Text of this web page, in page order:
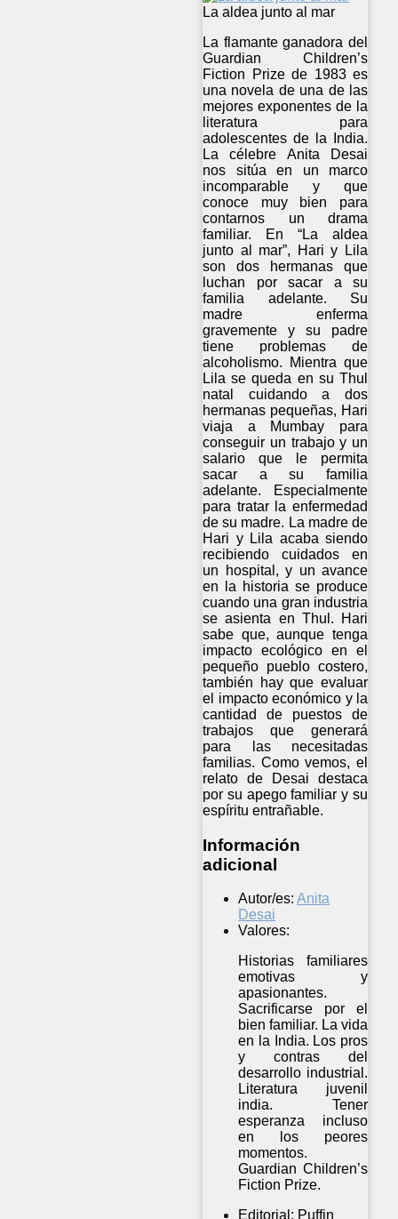
La aldea junto al mar
La flamante ganadora del
Guardian Children’s
Fiction Prize de 1983 es
una novela de una de las
mejores exponentes de la
literatura para
adolescentes de la India.
La célebre Anita Desai
nos sitúa en un marco
incomparable y que
conoce muy bien para
contarnos un drama
familiar. En “La aldea
junto al mar”, Hari y Lila
son dos hermanas que
luchan por sacar a su
familia adelante. Su
madre enferma
gravemente y su padre
tiene problemas de
alcoholismo. Mientra que
Lila se queda en su Thul
natal cuidando a dos
hermanas pequeñas, Hari
viaja a Mumbay para
conseguir un trabajo y un
salario que le permita
sacar a su familia
adelante. Especialmente
para tratar la enfermedad
de su madre. La madre de
Hari y Lila acaba siendo
recibiendo cuidados en
un hospital, y un avance
en la historia se produce
cuando una gran industria
se asienta en Thul. Hari
sabe que, aunque tenga
impacto ecológico en el
pequeño pueblo costero,
también hay que evaluar
el impacto económico y la
cantidad de puestos de
trabajos que generará
para las necesitadas
familias. Como vemos, el
relato de Desai destaca
por su apego familiar y su
espíritu entrañable.
Información
adicional
Autor/es: Anita
Desai
Valores:
Historias familiares
emotivas y
apasionantes.
Sacrificarse por el
bien familiar. La vida
en la India. Los pros
y contras del
desarrollo industrial.
Literatura juvenil
india. Tener
esperanza incluso
en los peores
momentos.
Guardian Children’s
Fiction Prize.
Editorial: Puffin